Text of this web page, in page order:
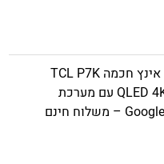
טלוויזיה 85 אינץ חכמה TCL P7K
QLED 4K Smart TV עם מערכת